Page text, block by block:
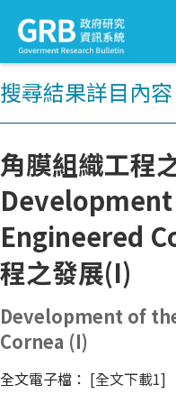
搜尋結果詳目內容
角膜組織工程
Engineered
程之發展(I)
Development of
Cornea (I)
全文電子檔： [全文下載1]